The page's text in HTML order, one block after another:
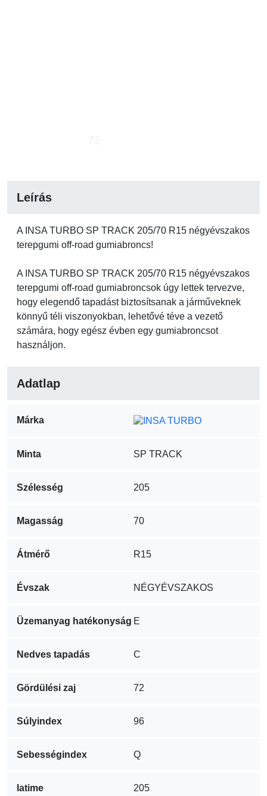
Leírás
A INSA TURBO SP TRACK 205/70 R15 négyévszakos
terepgumi off-road gumiabroncs!
A INSA TURBO SP TRACK 205/70 R15 négyévszakos
terepgumi off-road gumiabroncsok úgy lettek tervezve,
hogy elegendő tapadást biztosítsanak a járműveknek
könnyű téli viszonyokban, lehetővé téve a vezető
számára, hogy egész évben egy gumiabroncsot
használjon.
Adatlap
Márka
Minta SP TRACK
Szélesség 205
Magasság 70
Átmérő R15
Évszak NÉGYÉVSZAKOS
Üzemanyag hatékonyság E
Nedves tapadás C
Gördülési zaj 72
Súlyindex 96
Sebességindex Q
latime 205